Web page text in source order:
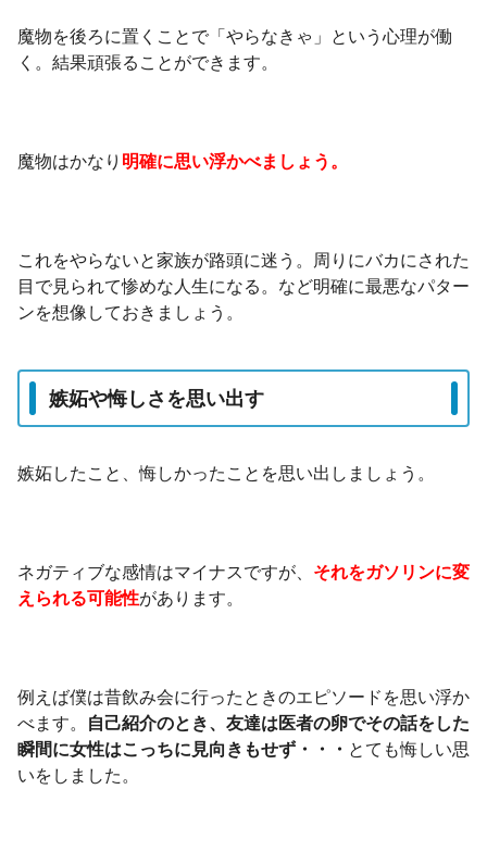
魔物を後ろに置くことで「やらなきゃ」という心理が働
く。結果頑張ることができます。
魔物はかなり 明確に思い浮かべましょう。
これをやらないと家族が路頭に迷う。周りにバカにされた
目で見られて惨めな人生になる。など明確に最悪なパター
ンを想像しておきましょう。
嫉妬や悔しさを思い出す
嫉妬したこと、悔しかったことを思い出しましょう。
ネガティブな感情はマイナスですが、 それをガソリンに変
えられる可能性があります。
例えば僕は昔飲み会に行ったときのエピソードを思い浮か
べます。
自己紹介のとき、友達は医者の卵でその話をした
瞬間に女性はこっちに見向きもせず・・・ とても悔しい思
いをしました。